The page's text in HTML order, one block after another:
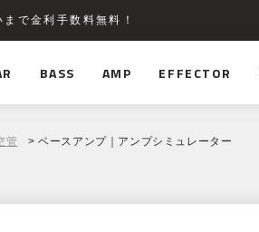
で金利手数料無料！
BASS AMP EFFECTOR
管 > ベースアンプ｜アンプシミュレーター